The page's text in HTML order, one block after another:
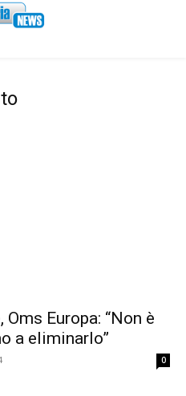
Europa: “Non è
a eliminarlo”
0